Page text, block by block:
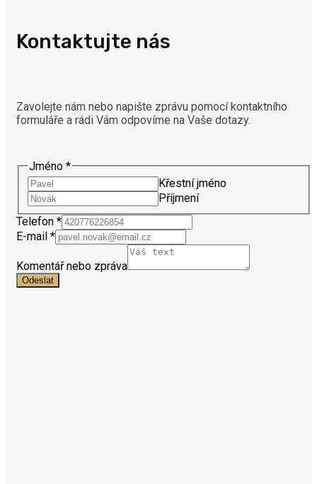
Kontaktujte nás
Zavolejte nám nebo napište zprávu pomocí kontaktního
formuláře a rádi Vám odpovíme na Vaše dotazy.
nebo
Telefon
Jméno
Jméno *
Křestní jméno
Příjmení
Telefon *
E-mail *
Komentář nebo zpráva
Odeslat